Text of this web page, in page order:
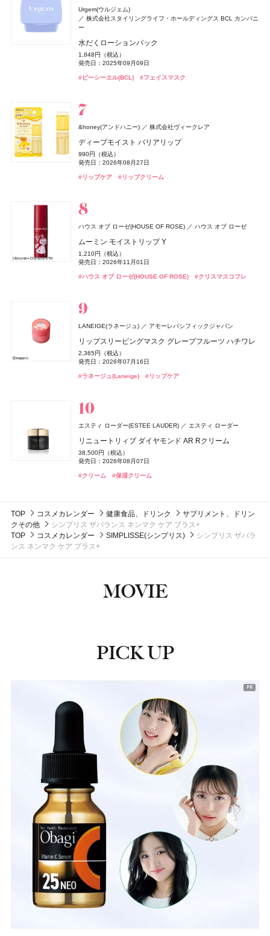
Urgem(ウルジェム)
株式会社スタイリングライフ・ホールディングス BCL カンパニ
ー
水だくローションパック
1,848円（税込）
発売日：2025年09月09日
#ビーシーエル(BCL) #フェイスマスク
&honey(アンドハニー) 株式会社ヴィークレア
ディープモイスト バリアリップ
990円（税込）
発売日：2026年08月27日
#リップケア #リップクリーム
ハウス オブ ローゼ(HOUSE OF ROSE) ハウス オブ ローゼ
ムーミン モイストリップ Y
1,210円（税込）
発売日：2026年11月01日
#ハウス オブ ローゼ(HOUSE OF ROSE) #クリスマスコフレ
LANEIGE(ラネージュ) アモーレパシフィックジャパン
リップスリーピングマスク グレープフルーツ ハチワレ
2,365円（税込）
発売日：2026年07月16日
#ラネージュ(Laneige) #リップケア
エスティ ローダー(ESTEE LAUDER) エスティ ローダー
リニュートリィブ ダイヤモンド AR Rクリーム
38,500円（税込）
発売日：2026年08月07日
#クリーム #保湿クリーム
マキアージュ
エッセンスリキッド EX ブライトグロウ
3,960円（税込）
発売日：2026年02月21日
#マキアージュ(MAQuillAGE) #ファンデーション
セザンヌ(CEZANNE) セザンヌ化粧品
ブライトカラーシーラー
748円（税込）
発売日：2026年08月07日
#セザンヌ(CEZANNE) #コンシーラー
THREE(スリー) ACRO(アクロ)
アドバンスドエシリアルスムースオペレーター ルース
パウダー
6,050円（税込）
発売日：2026年04月10日
NARS JAPAN
ライトリフレクティング ファンデーション
7,150円（税込）
発売日：2024年07月12日
エレガンス コスメティックス
ラスターモイスト ヴェール
8,800円（税込）
発売日：2026年09月18日
セザンヌ(CEZANNE) セザンヌ化粧品
660円（税込）
発売日：2026年08月07日
#セザンヌ(CEZANNE) #リップ
オペラ
グロウリップティント
1,980円（税込）
発売日：2026年08月20日
#オペラ(OPERA) #リップ
milktouch(ミルクタッチ)
ラブポーションシャイングロス
1,584円（税込）
発売日：2026年05月27日
#ミルクタッチ(milktouch)
ディオール(DIOR)
ディオール アディクト クチュール リップスティック ケ
ース
5,500円（税込）
発売日：2026年08月14日
#リップ #リップスティック
NARS NARS JAPAN
インセイシャブル リキッドブラッシュ
5,390円（税込）
発売日：2026年08月05日
#ナーズ(NARS) #チーク
カントリー＆ストリーム 井田ラボラトリーズ
セイ）
660円（税込）
発売日：2026年07月29日
#ハンドクリーム #ハンドケア
カントリー＆ストリーム 井田ラボラトリーズ
トリートメントハンドクリーム H（ハニー&ホットケー
キ）
660円（税込）
発売日：2026年07月29日
ディオール(DIOR) パルファン・クリスチャン・ディオール
ディオール ヴェルニ
4,950円（税込）
発売日：2026年08月14日
CHANEL(シャネル) CHANEL
ヴェルニ
5,280円（税込）
発売日：2026年02月27日
デュカート シャンティ
ネイルオイルセラム アロマ
1,100円（税込）
発売日：2025年10月10日
ＨＡＣＣＩ HACCI's JAPAN.LLC
5,280円（税込）
発売日：2026年10月23日
#ハッチ(HACCI) #ボディケア
ハウス オブ ローゼ(HOUSE OF ROSE)
ムーミン ボディクリーム LJ
1,650円（税込）
発売日：2026年11月01日
#ハウス オブ ローゼ(HOUSE OF ROSE)
ハウス オブ ローゼ(HOUSE OF ROSE)
ムーミン ボディソープ LJ
1,430円（税込）
発売日：2026年11月01日
#ハウス オブ ローゼ(HOUSE OF ROSE)
レイフズ(Lāfe’ｓ)
ホールボディ フレッシュスプレー
2,200円（税込）
発売日：2026年07月15日
#プチプラ #ボディケア
ロクシタン(L'OCCITANE)
ラヴァンド パフュームド シャワージェル
3,960円（税込）
発売日：2026年07月01日
#ロクシタン(L'OCCITANE)
#ダイアン(Diane) #シャンプー
Hair Theory Lab(ヘアセオリーラボ)
セラムイン シャンプー
#ヘアケア
ReFa(リファ) MTG
MILK PROTEIN TREATMENT PINK
#リファ(ReFa)
ジルスチュアート ビューティ
サムシングピュアブルー ディープ ヘッドクレンズ
#ジルスチュアート(JILL STUART)
ReFa(リファ) MTG
ReFa AURA (MODERN color)
#リファ(ReFa)
アルジェラン カラーズ
メロウリペア オーガニック シャンプー
#アルジェラン(ARGELAN) #シャンプー
オサジ(OSAJI) 日東電化工業株式会社
オードトワレ until #02
発売日：2026年07月22日
#香水 #オードトワレ
クロエ
クロエ アトリエ デ フルール プラージュ デュ フィギエ
20,790円（税込）
発売日：2026年05月28日
17,600円（税込）
発売日：2026年01月09日
ト
1,760円（税込）
発売日：2026年10月23日
#ミスト #ヘアミスト
ディオール(DIOR) パルファン・クリスチャン・ディオール
ミス ディオール ブルーミング ブーケ ローラー パール
6,930円（税込）
発売日：2026年07月03日
#フレグランス #香水
ＨＡＣＣＩ HACCI's JAPAN.LLC
22,000円（税込）
発売日：2026年10月23日
#ハッチ(HACCI) #クリスマスコフレ
LANEIGE(ラネージュ)
リップスリーピングマスク ミッドナイトミニズ
2,640円（税込）
発売日：2024年10月12日
#ラネージュ(Laneige) #クリスマスコフレ
KILIAN PARIS(キリアン パリ)
ディスカバリーセット
31,900円（税込）
発売日：2022年11月09日
#フレグランス #クリスマスコフレ
エトヴォス(ETVOS)
2026 ホリデーコフレ
9,900円（税込）
発売日：2026年11月04日
#エトヴォス(Etvos) #クリスマスコフレ
athletia(アスレティア)
スキンケア ホリデーキット 2026
14,850円（税込）
発売日：2026年11月20日
#アスレティア（athletia）
3,960円（税込）
発売日：2026年07月23日
ベネクス ベネクス
13,420円（税込）
発売日：2026年04月03日
#ボディケア
BAKUNE TENTIAL
25,960円（税込）
#睡眠 #リラックス
newmine(ニューミン)
Keeps(キープス)
Keeps クッション for beauty
14,300円（税込）
Yunth(ユンス) Aiロボティクス株式会社
3,960円（税込）
発売日：2025年06月02日
#サプリ
The Collagen(ザ・コラーゲン)
ザ・コラーゲン ＜ドリンク＞
297円（税込）
発売日：2024年02月01日
#資生堂 #インナーケア
オバジ
オバジC インナーリポショット
8,370円（税込）
発売日：2023年07月10日
#オバジ(Obagi) #エイジングケア
毎日美活
コラーゲン プラス＜ゼリー＞
5,400円（税抜）
ぐーぴたっ グミ
発売日：2010年08月02日
エルメス(HERMÈS) エルメスジャポン
ト》
17,160円（税込）
発売日：2026年04月17日
#エルメス(Hermès) #フェイスパウダー
ルナソル カネボウ化粧品
アイカラーレーションN
7,700円（税込）
発売日：2026年09月04日
#ルナソル(LUNASOL) #アイシャドウ
北の快適工房 北の達人コーポレーション
ヨイピール
7,370円（税込）
発売日：2026年08月31日
#美容液
whomee(フーミー) 株式会社WinC
キラ ベース オイル
3,850円（税込）
発売日：2026年10月01日
#フーミー(WHOMEE) #オイル
コスメデコルテ コーセー
ルージュデコルテ クリームサテン
5,500円（税込）
発売日：2026年07月16日
#コスメデコルテ(DECORTÉ)
オードメディカオム(EAUDE MEDICA homme)
薬用アクネケアローション
発売日：2021年11月08日
#化粧水
オードメディカオム(EAUDE MEDICA homme)
薬用アクネケアウォッシュ
発売日：2021年11月08日
#洗顔 #洗顔料
オードメディカオム(EAUDE MEDICA homme)
薬用アクネケアBB
発売日：2021年10月04日
#BBクリーム
ジョー マローン ロンドン(JO MALONE LONDON)
ブラック シダーウッド & ジュニパー シェービング クリ
ーム
9,460円（税込）
発売日：2026年04月24日
#ジョーマローンロンドン(JO MALONE LONDON)
DISM(ディズム) アンファー
EMS EER メディスキンケアデバイス
35,200円（税込）
発売日：2024年10月23日
#美顔器 #美容家電
エルメス(HERMÈS) エルメスジャポン
ト》
17,160円（税込）
発売日：2026年04月17日
#エルメス(Hermès) #フェイスパウダー
ルナソル カネボウ化粧品
アイカラーレーションN
7,700円（税込）
発売日：2026年09月04日
#ルナソル(LUNASOL) #アイシャドウ
北の快適工房 北の達人コーポレーション
ヨイピール
7,370円（税込）
発売日：2026年08月31日
#美容液
whomee(フーミー) 株式会社WinC
キラ ベース オイル
3,850円（税込）
発売日：2026年10月01日
#フーミー(WHOMEE) #オイル
コスメデコルテ コーセー
ルージュデコルテ クリームサテン
5,500円（税込）
発売日：2026年07月16日
#コスメデコルテ(DECORTÉ)
TOP コスメカレンダー 健康食品、ドリンク
サプリメント、ドリン
クその他
シンプリス ザバランス ネンマク ケア プラス+
TOP
コスメカレンダー SIMPLISSE(シンプリス)
シンプリス ザバラ
ンス ネンマク ケア プラス+
MOVIE
PICK UP